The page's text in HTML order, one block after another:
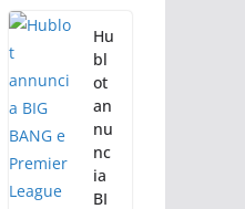
Hu
bl
ot
an
nu
nc
ia
BI